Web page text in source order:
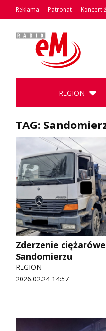
Reklama Patronat Koncert
REGION
TAG:
Zderzenie
Sandomierzu
REGION
2026.02.24 14:57